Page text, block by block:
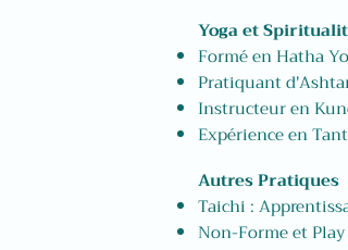
Yoga et
Formé en Hatha
Pratiquant
Instructeur en
Expérience en
Autres Pratiques
Taichi :
Non-Forme et